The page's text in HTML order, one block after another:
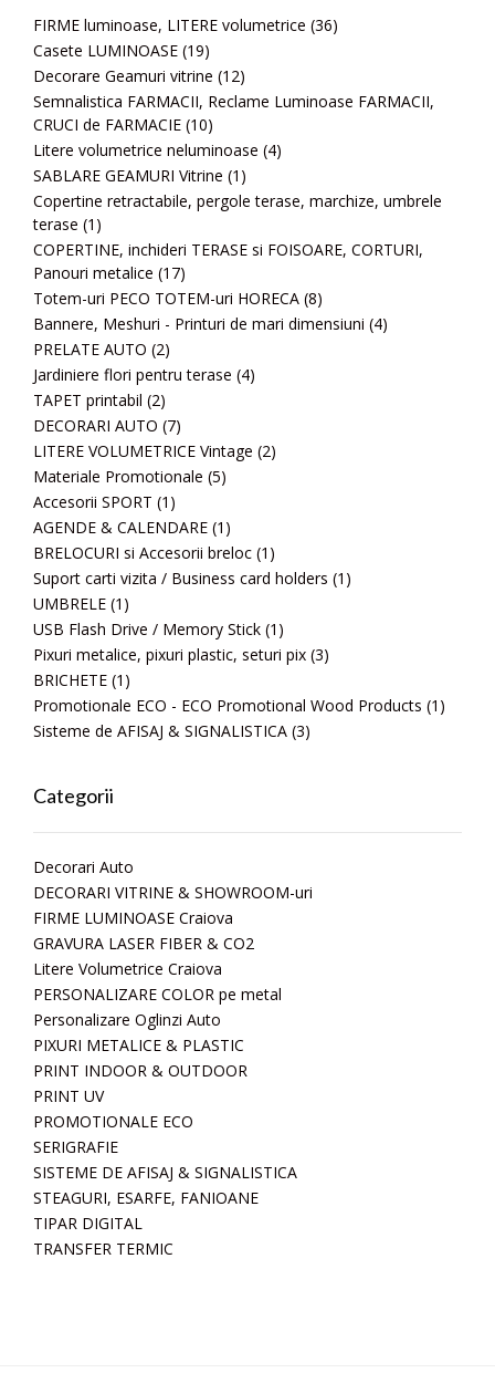
FIRME luminoase, LITERE volumetrice (36)
Casete LUMINOASE (19)
Decorare Geamuri vitrine (12)
Semnalistica FARMACII, Reclame Luminoase FARMACII,
CRUCI de FARMACIE (10)
Litere volumetrice neluminoase (4)
SABLARE GEAMURI Vitrine (1)
Copertine retractabile, pergole terase, marchize, umbrele
terase (1)
COPERTINE, inchideri TERASE si FOISOARE, CORTURI,
Panouri metalice (17)
Totem-uri PECO TOTEM-uri HORECA (8)
Bannere, Meshuri - Printuri de mari dimensiuni (4)
PRELATE AUTO (2)
Jardiniere flori pentru terase (4)
TAPET printabil (2)
DECORARI AUTO (7)
LITERE VOLUMETRICE Vintage (2)
Materiale Promotionale (5)
Accesorii SPORT (1)
AGENDE & CALENDARE (1)
BRELOCURI si Accesorii breloc (1)
Suport carti vizita / Business card holders (1)
UMBRELE (1)
USB Flash Drive / Memory Stick (1)
Pixuri metalice, pixuri plastic, seturi pix (3)
BRICHETE (1)
Promotionale ECO - ECO Promotional Wood Products (1)
Sisteme de AFISAJ & SIGNALISTICA (3)
Categorii
Decorari Auto
DECORARI VITRINE & SHOWROOM-uri
FIRME LUMINOASE Craiova
GRAVURA LASER FIBER & CO2
Litere Volumetrice Craiova
PERSONALIZARE COLOR pe metal
Personalizare Oglinzi Auto
PIXURI METALICE & PLASTIC
PRINT INDOOR & OUTDOOR
PRINT UV
PROMOTIONALE ECO
SERIGRAFIE
SISTEME DE AFISAJ & SIGNALISTICA
STEAGURI, ESARFE, FANIOANE
TIPAR DIGITAL
TRANSFER TERMIC